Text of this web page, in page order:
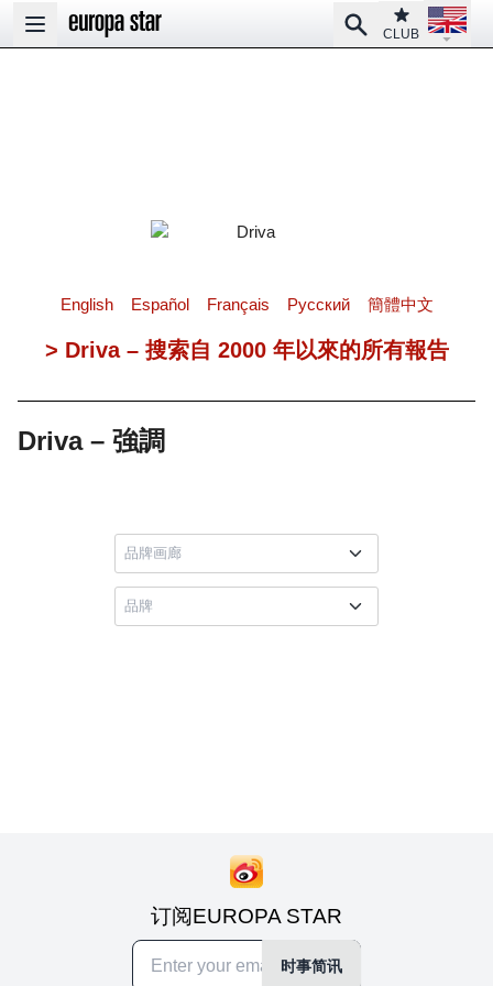
Open main menu
SearchClub
CLUB
Open
English Español Français Pусский 簡體中文
> Driva – 搜索自 2000 年以來的所有報告
Driva – 強調
订阅EUROPA STAR
时事简讯